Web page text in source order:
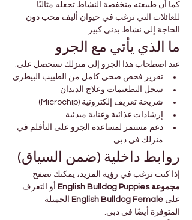
كما أن طبيعته منخفضة النشاط تجعله مثاليًا
للعائلات التي ترغب في حيوان أليف محب دون
الحاجة إلى نشاط بدني كبير.
ما الذي يأتي مع الجرو
عند اصطحاب هذا الجرو إلى منزلك ستحصل على:
تقرير فحص صحي كامل من الطبيب البيطري
سجل التطعيمات وعلاج الديدان
شريحة تعريف إلكترونية (Microchip)
إرشادات غذائية وعناية مبدئية
دعم مستمر لمساعدة الجرو على التأقلم في
منزلك في دبي
روابط داخلية (ضمن السياق)
إذا كنت ترغب في رؤية المزيد، يمكنك تصفح
مجموعة English Bulldog Puppies
أو التعرف
على English Bulldog Female
الجميلة
المتوفرة أيضًا في دبي.